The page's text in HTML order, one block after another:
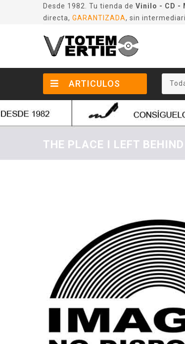
Desde 1982. Tu tienda de Vinilo - CD -
directa, GARANTIZADA, sin
ARTICULOS
THE PLACE I LEFT BEHIND